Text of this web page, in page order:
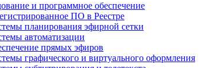
и программное обеспечение
ПО в Реестре
планирования эфирной сетки
автоматизации
прямых эфиров
графического и виртуального оформления